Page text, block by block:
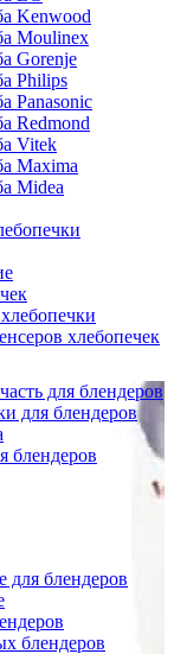
Kenwood
Moulinex
Gorenje
Philips
Panasonic
Redmond
Vitek
Maxima
Midea
хлебопечек
для блендеров
для блендеров
блендеров
для блендеров
блендеров